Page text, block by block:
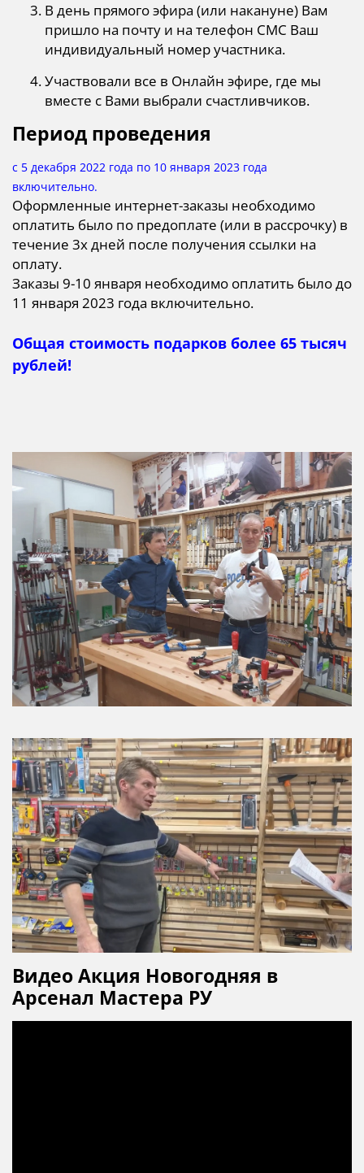
​В день прямого эфира (или накануне) Вам
пришло на почту и на телефон СМС Ваш
индивидуальный номер участника.
Участвовали все в Онлайн эфире, где мы
вместе с Вами выбрали счастливчиков.
Период проведения
с 5 декабря 2022 года по 10 января 2023 года
включительно.
Оформленные интернет-заказы необходимо
оплатить было по предоплате (или в рассрочку) в
течение 3х дней после получения ссылки на
оплату.
Заказы 9-10 января необходимо оплатить было до
11 января 2023 года включительно.
Общая стоимость подарков более 65 тысяч
рублей!
Видео Акция Новогодняя в
Арсенал Мастера РУ